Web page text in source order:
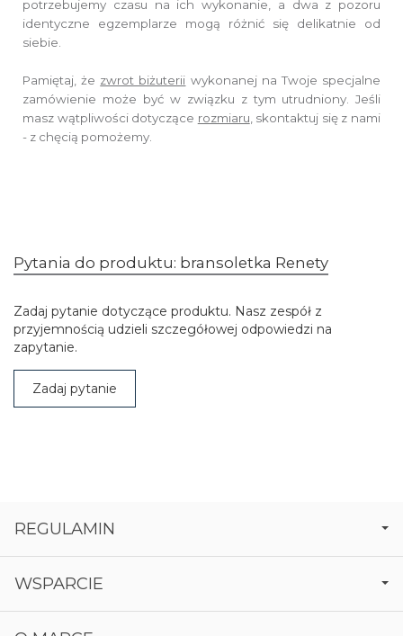
potrzebujemy czasu na ich wykonanie, a dwa z pozoru
identyczne egzemplarze mogą różnić się delikatnie od
siebie.
Pamiętaj, że zwrot biżuterii wykonanej na Twoje specjalne
zamówienie może być w związku z tym utrudniony. Jeśli
masz wątpliwości dotyczące rozmiaru , skontaktuj się z nami
- z chęcią pomożemy.
Pytania do produktu: bransoletka Renety
Zadaj pytanie dotyczące produktu. Nasz zespół z
przyjemnością udzieli szczegółowej odpowiedzi na
zapytanie.
Zadaj pytanie
REGULAMIN
WSPARCIE